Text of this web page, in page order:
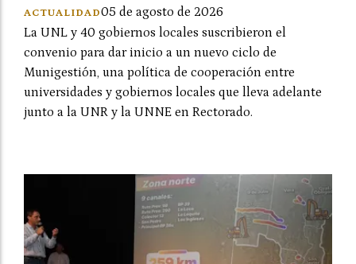
ACTUALIDAD05 de agosto de 2026
La UNL y 40 gobiernos locales suscribieron el
convenio para dar inicio a un nuevo ciclo de
Munigestión, una política de cooperación entre
universidades y gobiernos locales que lleva adelante
junto a la UNR y la UNNE en Rectorado.